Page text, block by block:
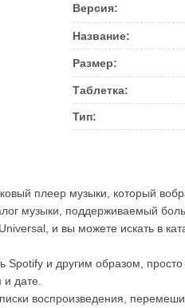
Версия:
Название:
Размер:
Таблетка:
Тип:
плеер музыки, который
музыки, поддерживаемый
и вы можете искать в
Spotify и другим образом,
дате.
воспроизведения,